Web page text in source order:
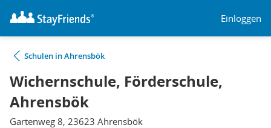
Einloggen
Schulen in Ahrensbök
Wichernschule, Förderschule,
Ahrensbök
Gartenweg 8, 23623 Ahrensbök